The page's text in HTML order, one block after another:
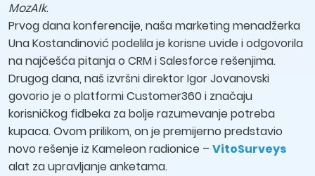
MozAIk.
Prvog dana konferencije, naša marketing menadžerka
Una Kostandinović podelila je korisne uvide i odgovorila
na najčešća pitanja o CRM i Salesforce rešenjima.
Drugog dana, naš izvršni direktor Igor Jovanovski
govorio je o platformi Customer360 i značaju
korisničkog fidbeka za bolje razumevanje potreba
kupaca. Ovom prilikom, on je premijerno predstavio
novo rešenje iz Kameleon radionice – VitoSurveys
alat za upravljanje anketama.